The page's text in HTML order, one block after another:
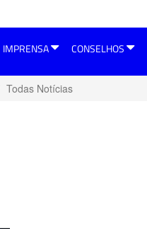
IMPRENSA CONSELHOS
Todas Notícias